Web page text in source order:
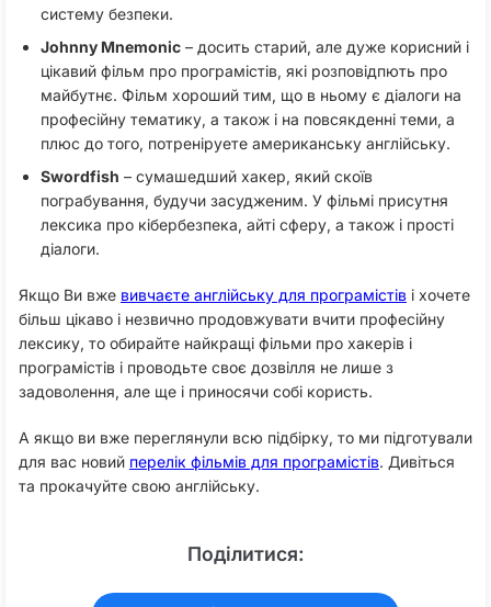
систему безпеки.
Johnny Mnemonic – досить старий, але дуже корисний і
цікавий фільм про програмістів, які розповідпють про
майбутнє. Фільм хороший тим, що в ньому є діалоги на
професійну тематику, а також і на повсякденні теми, а
плюс до того, потреніруете американську англійську.
Swordfish – сумашедший хакер, який скоїв
пограбування, будучи засудженим. У фільмі присутня
лексика про кібербезпека, айті сферу, а також і прості
діалоги.
Якщо Ви вже вивчаєте англійську для програмістів і хочете
більш цікаво і незвично продовжувати вчити професійну
лексику, то обирайте найкращі фільми про хакерів і
програмістів і проводьте своє дозвілля не лише з
задоволення, але ще і приносячи собі користь.
А якщо ви вже переглянули всю підбірку, то ми підготували
для вас новий перелік фільмів для програмістів. Дивіться
та прокачуйте свою англійську.
Поділитися: